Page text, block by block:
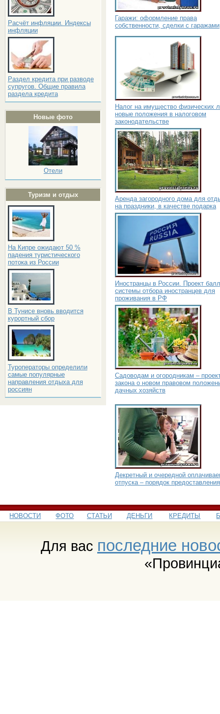
Расчёт инфляции. Индексы
инфляции
Раздел кредита при разводе
супругов. Общие правила
раздела кредита
Новые фото
Отели
Туризм и отдых
На Кипре ожидают 50 %
падения туристического
потока из России
В Тунисе вновь вводится
курортный сбор
Туроператоры определили
самые популярные
направления отдыха для
россиян
Гаражи: оформление права
собственности, сделки с гаражами
Налог на имущество физических
новые положения в налоговом
законодательстве
Аренда загородного дома для
на праздники, в качестве подарка
Иностранцы в России. Проект
системы отбора иностранцев для
проживания в РФ
Садоводам и огородникам –
закона о новом правовом
дачных хозяйств
Декретный и очередной
отпуска – порядок предоставления
НОВОСТИ ФОТО СТАТЬИ ДЕНЬГИ КРЕДИТЫ
Для вас последние